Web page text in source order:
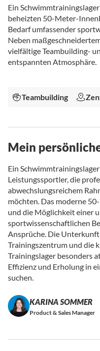
Anfang
der
Bildgalerie
springen
Ein
beheizten 50-Meter-
Bedarf umfassender
Neben
vielfältige Teambuilding-
entspannten Atmosphäre.
Teambuilding
Mein
Ein
Leistungssportler, die
abwechslungsreichem
möchten. Das moderne
und die Möglichkeit einer
sportwissenschaftlichen
Ansprüche. Die
Trainingszentrum und die
Trainingslager besonders
Effizienz und Erholung in
suchen.
KARINA SOMMER
Product & Sales Manager